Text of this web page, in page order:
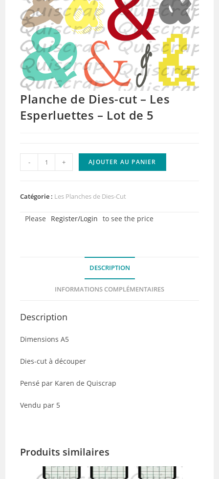
Planche de Dies-cut – Les
Esperluettes – Lot de 5
quantité
de
de
cut
- + AJOUTER AU PANIER
Catégorie : Les Planches de Dies-Cut
Please Register/Login to see the price
DESCRIPTION
INFORMATIONS COMPLÉMENTAIRES
Description
Dimensions A5
Dies-cut à découper
Pensé par Karen de Quiscrap
Vendu par 5
Produits similaires